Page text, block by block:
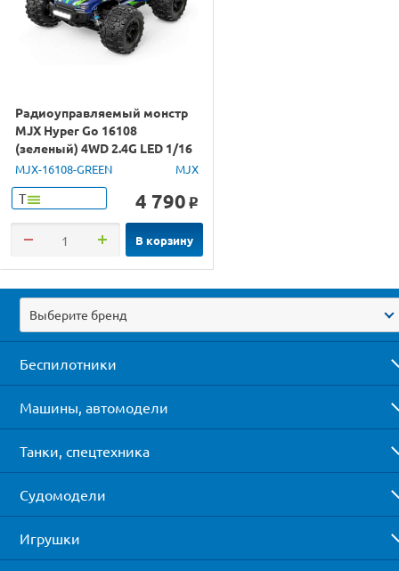
Радиоуправляемый монстр
MJX Hyper Go 16108
(зеленый) 4WD 2.4G LED 1/16
RTR
MJX-16108-GREEN MJX
Т 4 790 o
В корзину
Выберите бренд
Беспилотники
Машины, автомодели
Танки, спецтехника
Судомодели
Игрушки